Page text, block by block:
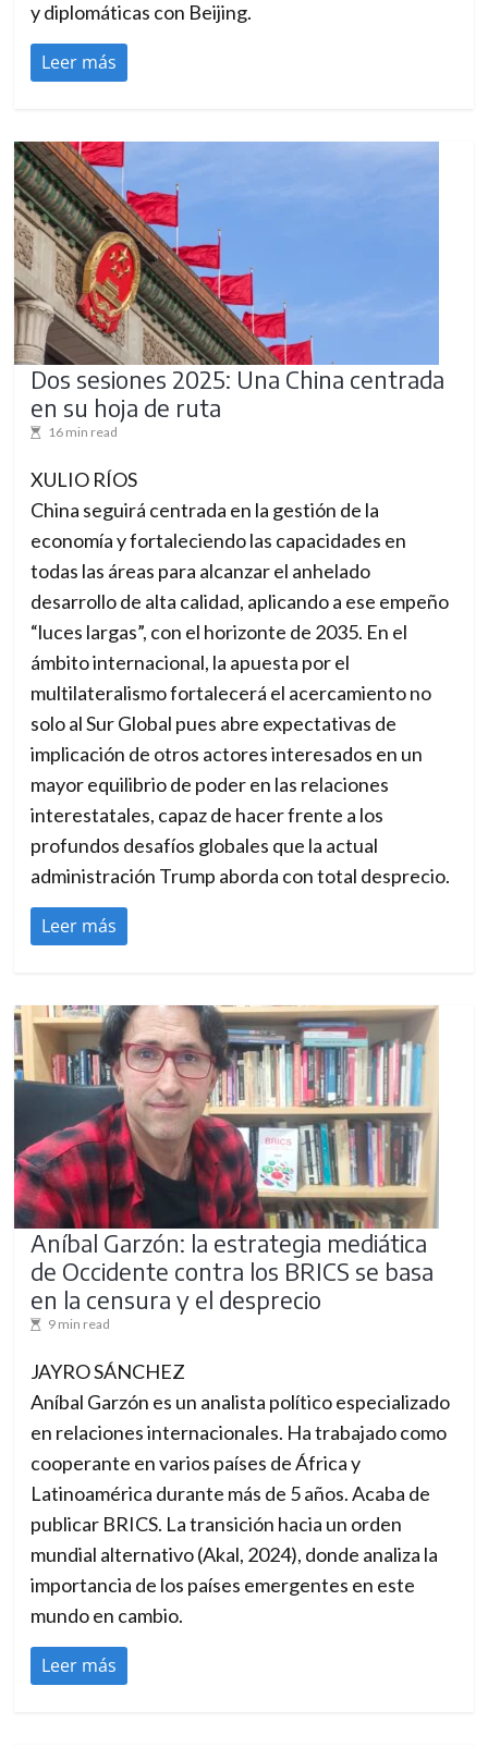
o
e
d
i
a
f
o
r
a
c
h
n
g
i
n
g
w
o
r
l
d
y diplomáticas con Beijing.
Leer más
Dos sesiones 2025: Una China centrada
en su hoja de ruta
16 min read
XULIO RÍOS
China seguirá centrada en la gestión de la
economía y fortaleciendo las capacidades en
todas las áreas para alcanzar el anhelado
desarrollo de alta calidad, aplicando a ese empeño
“luces largas”, con el horizonte de 2035. En el
ámbito internacional, la apuesta por el
multilateralismo fortalecerá el acercamiento no
solo al Sur Global pues abre expectativas de
implicación de otros actores interesados en un
mayor equilibrio de poder en las relaciones
interestatales, capaz de hacer frente a los
profundos desafíos globales que la actual
administración Trump aborda con total desprecio.
Leer más
Aníbal Garzón: la estrategia mediática
de Occidente contra los BRICS se basa
en la censura y el desprecio
9 min read
JAYRO SÁNCHEZ
Aníbal Garzón es un analista político especializado
en relaciones internacionales. Ha trabajado como
cooperante en varios países de África y
Latinoamérica durante más de 5 años. Acaba de
publicar BRICS. La transición hacia un orden
mundial alternativo (Akal, 2024), donde analiza la
importancia de los países emergentes en este
mundo en cambio.
Leer más